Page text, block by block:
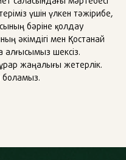
үшін үлкен тәжірибе,
бәріне қолдау
әкімдігі мен Қостанай
шексіз.
жаңалығы жетерлік.
боламыз.